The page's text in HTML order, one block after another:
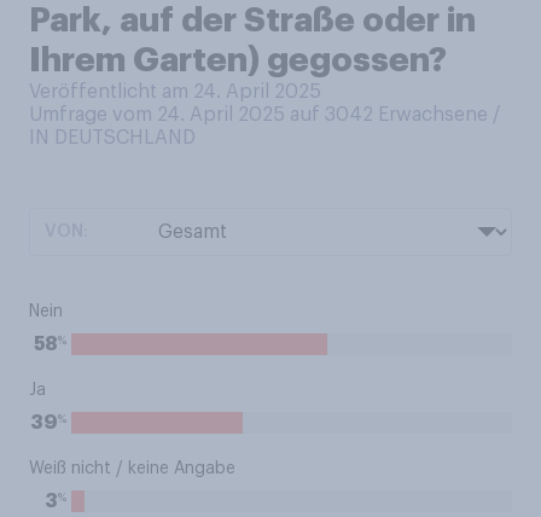
Park, auf der Straße oder in
Ihrem Garten) gegossen?
Veröffentlicht am 24. April 2025
Umfrage vom 24. April 2025 auf 3042 Erwachsene /
IN DEUTSCHLAND
Nein
58%
Ja
39%
Weiß nicht / keine Angabe
3%